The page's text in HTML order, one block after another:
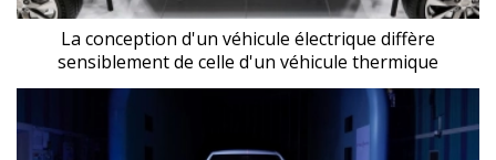
La conception d'un véhicule électrique diffère
sensiblement de celle d'un véhicule thermique